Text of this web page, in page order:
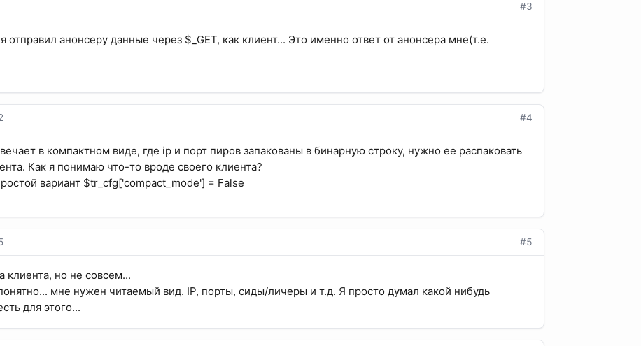
#3
я отправил анонсеру данные через $_GET, как клиент... Это именно ответ от анонсера мне(т.е.
#4
в компактном виде, где ip и порт пиров запакованы в бинарную строку, нужно ее распаковать
Как я понимаю что-то вроде своего клиента?
вариант $tr_cfg['compact_mode'] = False
#5
клиента, но не совсем...
мне нужен читаемый вид. IP, порты, сиды/личеры и т.д. Я просто думал какой нибудь
для этого...